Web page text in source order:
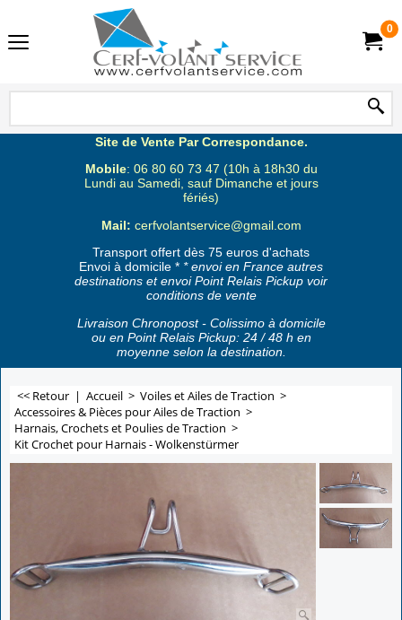
0
Site de Vente Par Correspondance.
Mobile: 06 80 60 73 47 (10h à 18h30 du
Lundi au Samedi, sauf Dimanche et jours
fériés)
Mail: cerfvolantservice@gmail.com
Transport offert dès 75 euros d'achats
Envoi à domicile * * envoi en France autres
destinations et envoi Point Relais Pickup voir
conditions de vente
Livraison Chronopost - Colissimo à domicile
ou en Point Relais Pickup: 24 / 48 h en
moyenne selon la destination.
<< Retour | Accueil > Voiles et Ailes de Traction >
Accessoires & Pièces pour Ailes de Traction >
Harnais, Crochets et Poulies de Traction >
Kit Crochet pour Harnais - Wolkenstürmer